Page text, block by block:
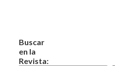
Buscar
en la
Revista: